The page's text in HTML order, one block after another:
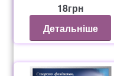
18грн
Детальніше